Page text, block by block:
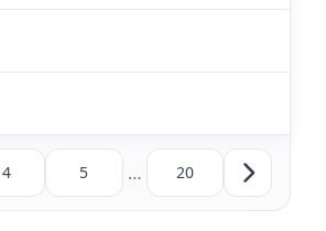
4 5 … 20